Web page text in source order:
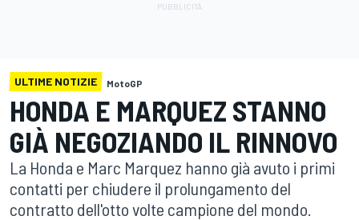
ULTIME NOTIZIE MotoGP
HONDA E MARQUEZ STANNO
GIÀ NEGOZIANDO IL RINNOVO
La Honda e Marc Marquez hanno già avuto i primi
contatti per chiudere il prolungamento del
contratto dell'otto volte campione del mondo.